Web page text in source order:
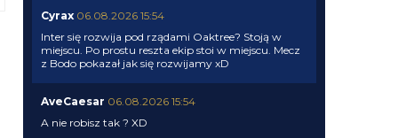
Cyrax 06.08.2026 15:54
Inter się rozwija pod rządami Oaktree? Stoją w
miejscu. Po prostu reszta ekip stoi w miejscu. Mecz
z Bodo pokazał jak się rozwijamy xD
AveCaesar 06.08.2026 15:54
A nie robisz tak ? XD